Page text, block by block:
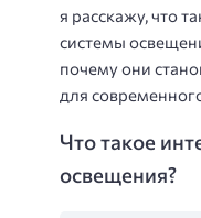
я расскажу, что
системы
почему они
для
Что такое
освещения?